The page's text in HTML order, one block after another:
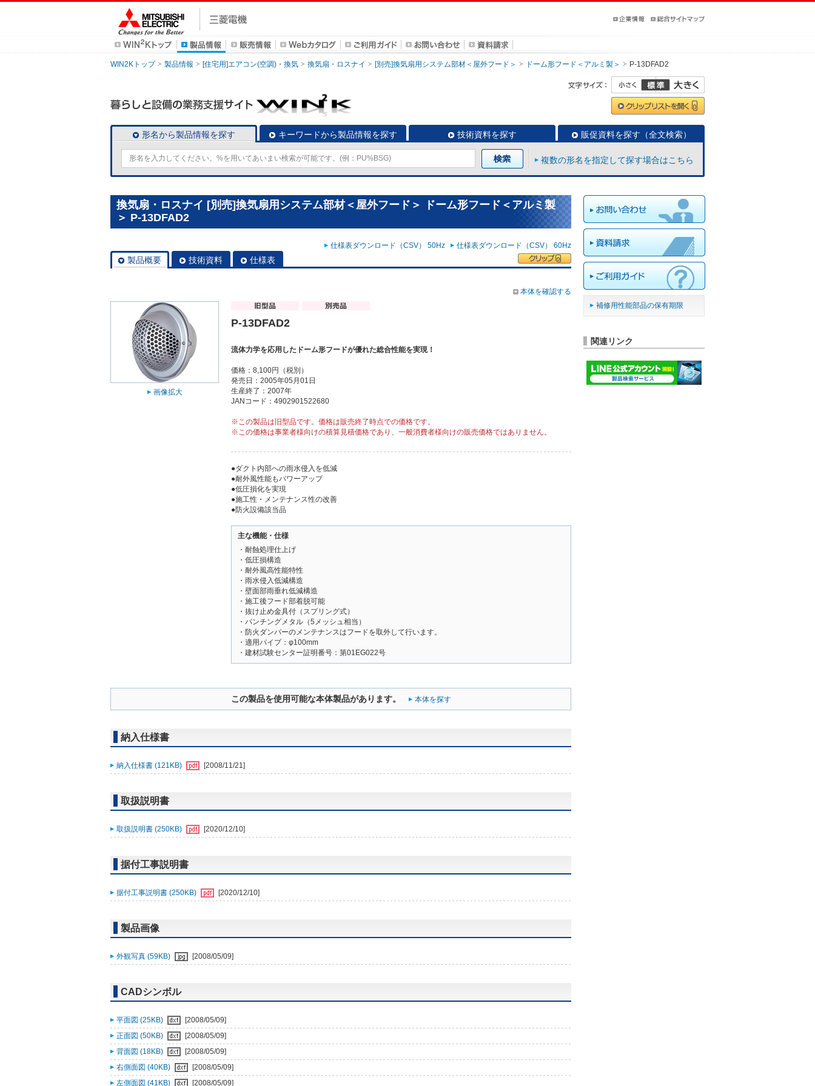
WIN2Kトップ 製品情報 [住宅用]エアコン(空調)・換気 換気扇・ロスナイ [別売]換気扇用システム部材＜屋外フード＞ ドーム形フード＜アルミ製＞ P-13DFAD2
形名から製品情報を探す キーワードから製品情報を探す 技術資料を探す 販促資料を探す（全文検索）
複数の形名を指定して探す場合はこちら
換気扇・ロスナイ [別売]換気扇用システム部材＜屋外フード＞ ドーム形フード＜アルミ製
＞ P-13DFAD2
仕様表ダウンロード（CSV） 50Hz 仕様表ダウンロード（CSV） 60Hz
製品概要 技術資料 仕様表
本体を確認する
画像拡大
P-13DFAD2
流体力学を応用したドーム形フードが優れた総合性能を実現！
価格：8,100円（税別）
発売日：2005年05月01日
生産終了：2007年
JANコード：4902901522680
※この製品は旧型品です。価格は販売終了時点での価格です。
※この価格は事業者様向けの積算見積価格であり、一般消費者様向けの販売価格ではありません。
●ダクト内部への雨水侵入を低減
●耐外風性能もパワーアップ
●低圧損化を実現
●施工性・メンテナンス性の改善
●防火設備該当品
主な機能・仕様
・耐蝕処理仕上げ
・低圧損構造
・耐外風高性能特性
・雨水侵入低減構造
・壁面部雨垂れ低減構造
・施工後フード部着脱可能
・抜け止め金具付（スプリング式）
・パンチングメタル（5メッシュ相当）
・防火ダンパーのメンテナンスはフードを取外して行います。
・適用パイプ：φ100mm
・建材試験センター証明番号：第01EG022号
この製品を使用可能な本体製品があります。 本体を探す
納入仕様書
納入仕様書 (121KB) [2008/11/21]
取扱説明書
取扱説明書 (250KB) [2020/12/10]
据付工事説明書
据付工事説明書 (250KB) [2020/12/10]
製品画像
外観写真 (59KB) [2008/05/09]
CADシンボル
平面図 (25KB)
[2008/05/09]
正面図 (50KB)
[2008/05/09]
背面図 (18KB)
[2008/05/09]
右側面図 (40KB)
[2008/05/09]
左側面図 (41KB)
[2008/05/09]
補修用性能部品の保有期限
関連リンク